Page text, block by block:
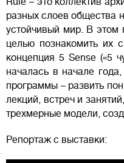
разных слоев общества
устойчивый мир. В этом
целью познакомить их
концепция 5 Sense («5
началась в начале
программы – развить
лекций, встреч и
трехмерные модели,
Репортаж с выставки: